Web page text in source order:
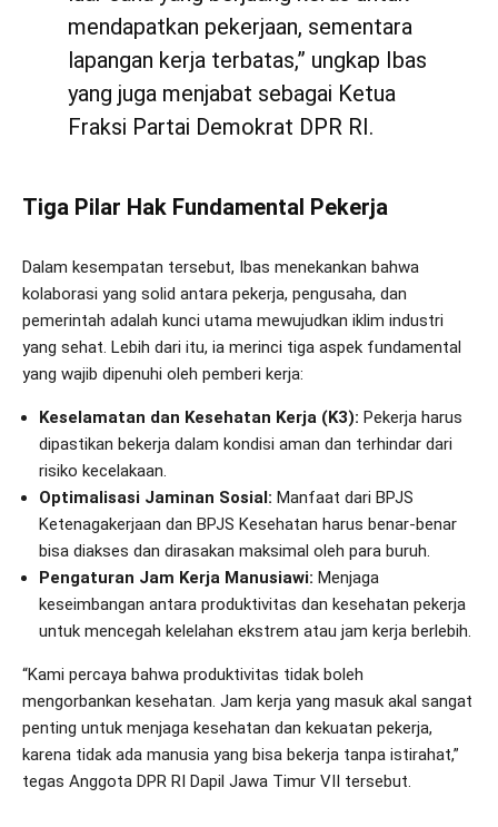
mendapatkan pekerjaan, sementara
lapangan kerja terbatas,” ungkap Ibas
yang juga menjabat sebagai Ketua
Fraksi Partai Demokrat DPR RI.
Tiga Pilar Hak Fundamental Pekerja
Dalam kesempatan tersebut, Ibas menekankan bahwa
kolaborasi yang solid antara pekerja, pengusaha, dan
pemerintah adalah kunci utama mewujudkan iklim industri
yang sehat. Lebih dari itu, ia merinci tiga aspek fundamental
yang wajib dipenuhi oleh pemberi kerja:
Keselamatan dan Kesehatan Kerja (K3): Pekerja harus
dipastikan bekerja dalam kondisi aman dan terhindar dari
risiko kecelakaan.
Optimalisasi Jaminan Sosial: Manfaat dari BPJS
Ketenagakerjaan dan BPJS Kesehatan harus benar-benar
bisa diakses dan dirasakan maksimal oleh para buruh.
Pengaturan Jam Kerja Manusiawi: Menjaga
keseimbangan antara produktivitas dan kesehatan pekerja
untuk mencegah kelelahan ekstrem atau jam kerja berlebih.
“Kami percaya bahwa produktivitas tidak boleh
mengorbankan kesehatan. Jam kerja yang masuk akal sangat
penting untuk menjaga kesehatan dan kekuatan pekerja,
karena tidak ada manusia yang bisa bekerja tanpa istirahat,”
tegas Anggota DPR RI Dapil Jawa Timur VII tersebut.